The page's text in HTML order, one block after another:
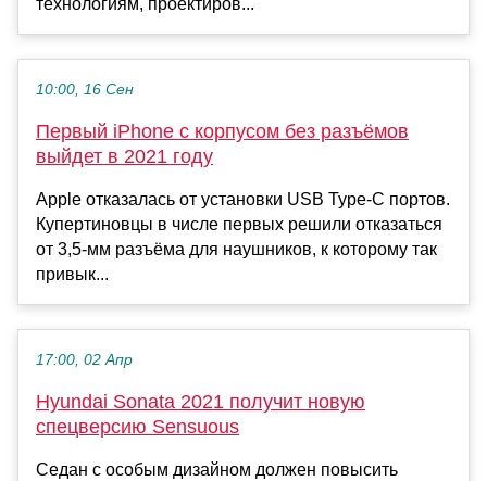
технологиям, проектиров...
10:00, 16 Сен
Первый iPhone с корпусом без разъёмов
выйдет в 2021 году
Apple отказалась от установки USB Type-C портов.
Купертиновцы в числе первых решили отказаться
от 3,5-мм разъёма для наушников, к которому так
привык...
17:00, 02 Апр
Hyundai Sonata 2021 получит новую
спецверсию Sensuous
Седан с особым дизайном должен повысить